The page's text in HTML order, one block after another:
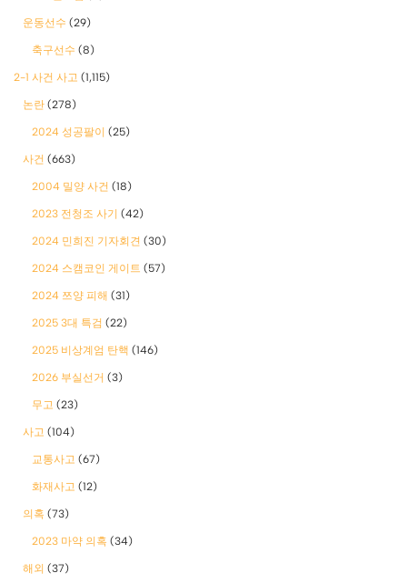
운동선수 (29)
축구선수 (8)
2-1 사건 사고 (1,115)
논란 (278)
2024 성공팔이 (25)
사건 (663)
2004 밀양 사건 (18)
2023 전청조 사기 (42)
2024 민희진 기자회견 (30)
2024 스캠코인 게이트 (57)
2024 쯔양 피해 (31)
2025 3대 특검 (22)
2025 비상계엄 탄핵 (146)
2026 부실선거 (3)
무고 (23)
사고 (104)
교통사고 (67)
화재사고 (12)
의혹 (73)
2023 마약 의혹 (34)
해외 (37)